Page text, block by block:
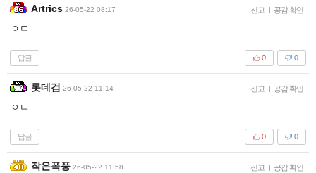
Artrics 26-05-22 08:17 신고 | 공감 확인
ㅇㄷ
답글 0
0
롯데검 26-05-22 11:14 신고 | 공감 확인
ㅇㄷ
답글 0
0
작은폭풍 26-05-22 11:58 신고 | 공감 확인